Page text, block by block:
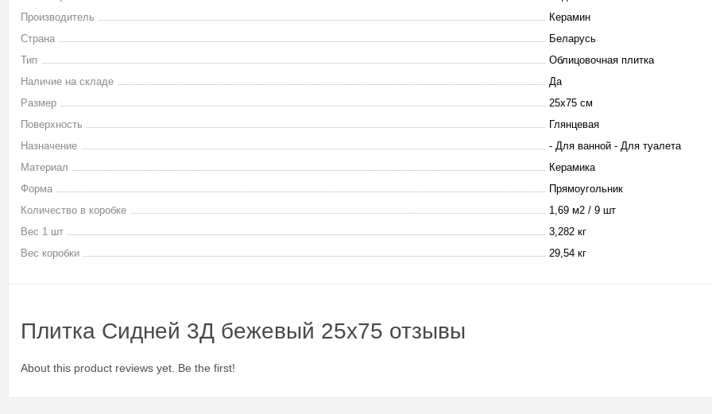
Производитель
Керамин
Страна
Беларусь
Тип
Облицовочная плитка
Наличие на складе
Да
Размер
25х75 см
Поверхность
Глянцевая
Назначение
- Для ванной - Для туалета
Материал
Керамика
Форма
Прямоугольник
Количество в коробке
1,69 м2 / 9 шт
Вес 1 шт
3,282 кг
Вес коробки
29,54 кг
Плитка Сидней 3Д бежевый 25x75 отзывы
About this product reviews yet. Be the first!